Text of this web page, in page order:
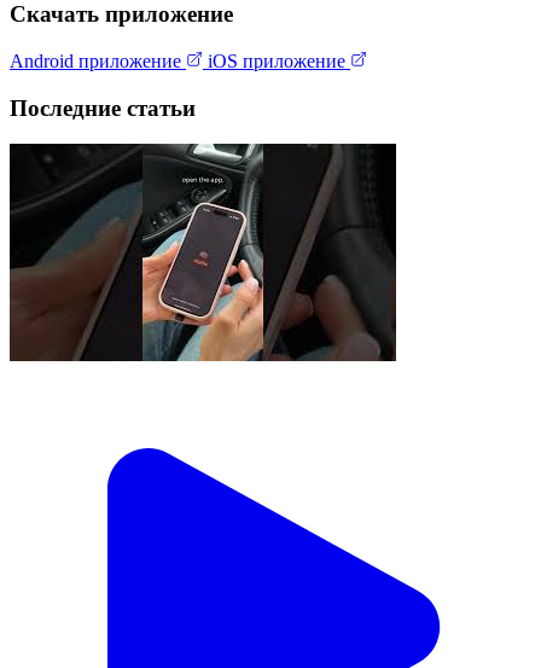
Скачать приложение
Android приложение iOS приложение
Последние статьи